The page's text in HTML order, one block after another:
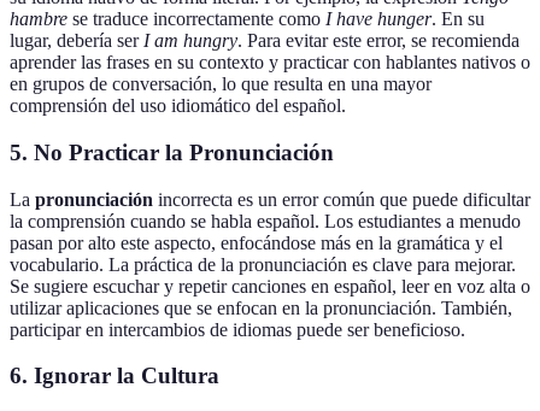
hambre se traduce incorrectamente como I have hunger. En su
lugar, debería ser I am hungry. Para evitar este error, se recomienda
aprender las frases en su contexto y practicar con hablantes nativos o
en grupos de conversación, lo que resulta en una mayor
comprensión del uso idiomático del español.
5. No Practicar la Pronunciación
La pronunciación incorrecta es un error común que puede dificultar
la comprensión cuando se habla español. Los estudiantes a menudo
pasan por alto este aspecto, enfocándose más en la gramática y el
vocabulario. La práctica de la pronunciación es clave para mejorar.
Se sugiere escuchar y repetir canciones en español, leer en voz alta o
utilizar aplicaciones que se enfocan en la pronunciación. También,
participar en intercambios de idiomas puede ser beneficioso.
6. Ignorar la Cultura